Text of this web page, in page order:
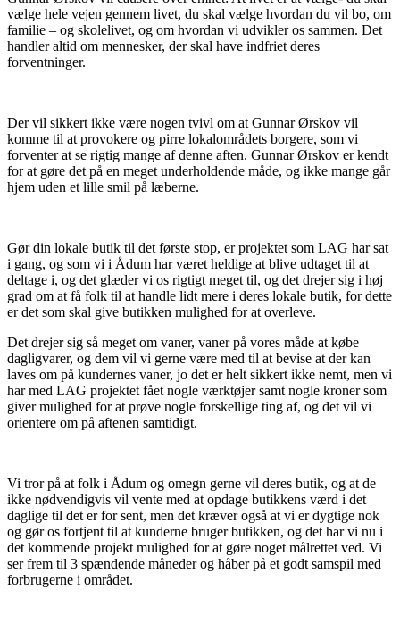
vælge hele vejen gennem livet, du skal vælge hvordan du vil bo, om
familie – og skolelivet, og om hvordan vi udvikler os sammen. Det
handler altid om mennesker, der skal have indfriet deres
forventninger.
Der vil sikkert ikke være nogen tvivl om at Gunnar Ørskov vil
komme til at provokere og pirre lokalområdets borgere, som vi
forventer at se rigtig mange af denne aften. Gunnar Ørskov er kendt
for at gøre det på en meget underholdende måde, og ikke mange går
hjem uden et lille smil på læberne.
Gør din lokale butik til det første stop, er projektet som LAG har sat
i gang, og som vi i Ådum har været heldige at blive udtaget til at
deltage i, og det glæder vi os rigtigt meget til, og det drejer sig i høj
grad om at få folk til at handle lidt mere i deres lokale butik, for dette
er det som skal give butikken mulighed for at overleve.
Det drejer sig så meget om vaner, vaner på vores måde at købe
dagligvarer, og dem vil vi gerne være med til at bevise at der kan
laves om på kundernes vaner, jo det er helt sikkert ikke nemt, men vi
har med LAG projektet fået nogle værktøjer samt nogle kroner som
giver mulighed for at prøve nogle forskellige ting af, og det vil vi
orientere om på aftenen samtidigt.
Vi tror på at folk i Ådum og omegn gerne vil deres butik, og at de
ikke nødvendigvis vil vente med at opdage butikkens værd i det
daglige til det er for sent, men det kræver også at vi er dygtige nok
og gør os fortjent til at kunderne bruger butikken, og det har vi nu i
det kommende projekt mulighed for at gøre noget målrettet ved. Vi
ser frem til 3 spændende måneder og håber på et godt samspil med
forbrugerne i området.